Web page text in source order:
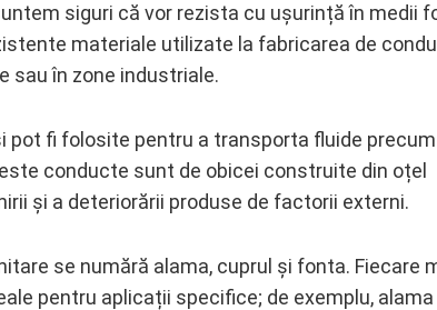
siguri că vor rezista cu ușurință în medii
materiale utilizate la fabricarea de
sau în zone industriale.
fi folosite pentru a transporta fluide precum
conducte sunt de obicei construite din oțel
și a deteriorării produse de factorii externi.
se numără alama, cuprul și fonta. Fiecare
pentru aplicații specifice; de exemplu, alama